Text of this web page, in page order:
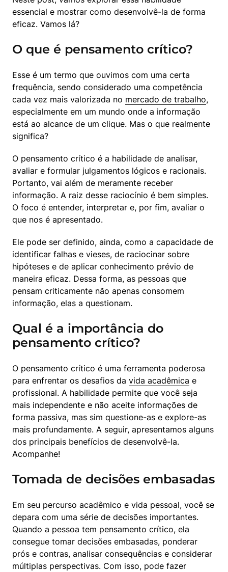
essencial e mostrar como desenvolvê-la de forma
eficaz. Vamos lá?
O que é pensamento crítico?
Esse é um termo que ouvimos com uma certa
frequência, sendo considerado uma competência
cada vez mais valorizada no mercado de trabalho,
especialmente em um mundo onde a informação
está ao alcance de um clique. Mas o que realmente
significa?
O pensamento crítico é a habilidade de analisar,
avaliar e formular julgamentos lógicos e racionais.
Portanto, vai além de meramente receber
informação. A raiz desse raciocínio é bem simples.
O foco é entender, interpretar e, por fim, avaliar o
que nos é apresentado.
Ele pode ser definido, ainda, como a capacidade de
identificar falhas e vieses, de raciocinar sobre
hipóteses e de aplicar conhecimento prévio de
maneira eficaz. Dessa forma, as pessoas que
pensam criticamente não apenas consomem
informação, elas a questionam.
Qual é a importância do
pensamento crítico?
O pensamento crítico é uma ferramenta poderosa
para enfrentar os desafios da vida acadêmica e
profissional. A habilidade permite que você seja
mais independente e não aceite informações de
forma passiva, mas sim questione-as e explore-as
mais profundamente. A seguir, apresentamos alguns
dos principais benefícios de desenvolvê-la.
Acompanhe!
Tomada de decisões embasadas
Em seu percurso acadêmico e vida pessoal, você se
depara com uma série de decisões importantes.
Quando a pessoa tem pensamento crítico, ela
consegue tomar decisões embasadas, ponderar
prós e contras, analisar consequências e considerar
múltiplas perspectivas. Com isso, pode fazer